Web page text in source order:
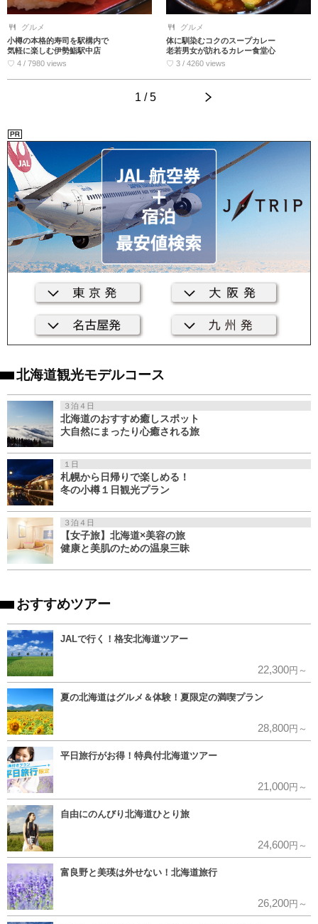
グルメ
小樽の本格的寿司を駅構内で
気軽に楽しむ伊勢鮨駅中店
♡ 4 / 7980 views
グルメ
体に馴染むコクのスープカレー
老若男女が訪れるカレー食堂心
♡ 3 / 4260 views
1 / 5
北海道観光モデルコース
３泊４日
北海道のおすすめ癒しスポット
大自然にまったり心癒される旅
１日
札幌から日帰りで楽しめる！
冬の小樽１日観光プラン
３泊４日
【女子旅】北海道×美容の旅
健康と美肌のための温泉三昧
おすすめツアー
JALで行く！格安北海道ツアー
22,300円～
夏の北海道はグルメ＆体験！夏限定の満喫プラン
28,800円～
平日旅行がお得！特典付北海道ツアー
21,000円～
自由にのんびり北海道ひとり旅
24,600円～
富良野と美瑛は外せない！北海道旅行
26,200円～